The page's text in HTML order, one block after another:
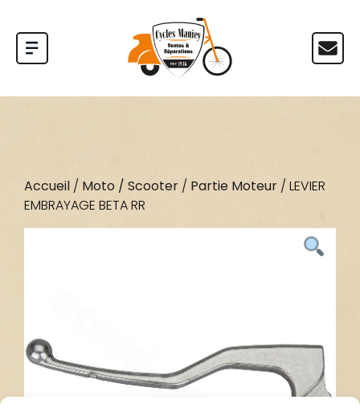
Accueil / Moto / Scooter / Partie Moteur / LEVIER
EMBRAYAGE BETA RR